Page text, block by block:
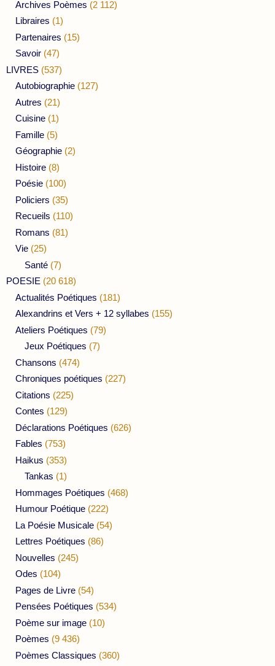
Archives Poèmes (2 112)
Libraires (1)
Partenaires (15)
Savoir (47)
LIVRES (537)
Autobiographie (127)
Autres (21)
Cuisine (1)
Famille (5)
Géographie (2)
Histoire (8)
Poésie (100)
Policiers (35)
Recueils (110)
Romans (81)
Vie (25)
Santé (7)
POESIE (20 618)
Actualités Poétiques (181)
Alexandrins et Vers + 12 syllabes (155)
Ateliers Poétiques (79)
Jeux Poétiques (7)
Chansons (474)
Chroniques poétiques (227)
Citations (225)
Contes (129)
Déclarations Poétiques (626)
Fables (753)
Haikus (353)
Tankas (1)
Hommages Poétiques (468)
Humour Poétique (222)
La Poésie Musicale (54)
Lettres Poétiques (86)
Nouvelles (245)
Odes (104)
Pages de Livre (54)
Pensées Poétiques (534)
Poème sur image (10)
Poèmes (9 436)
Poèmes Classiques (360)